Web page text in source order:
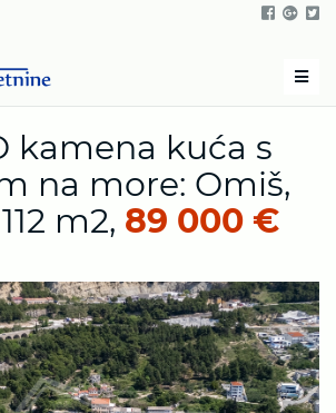
Menu
kamena kuća s
na more: Omiš,
m2, 89 000 €